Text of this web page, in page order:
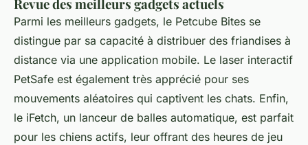
Revue des meilleurs gadgets actuels
Parmi les meilleurs gadgets, le Petcube Bites se
distingue par sa capacité à distribuer des friandises à
distance via une application mobile. Le laser interactif
PetSafe est également très apprécié pour ses
mouvements aléatoires qui captivent les chats. Enfin,
le iFetch, un lanceur de balles automatique, est parfait
pour les chiens actifs, leur offrant des heures de jeu